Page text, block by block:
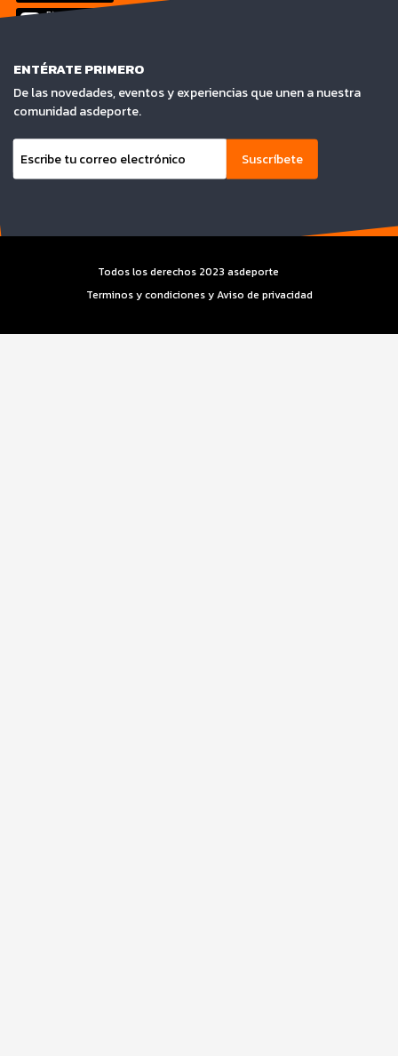
ENTÉRATE PRIMERO
De las novedades, eventos y experiencias que unen a nuestra
comunidad asdeporte.
Suscríbete
Todos los derechos 2023 asdeporte
Terminos y condiciones y Aviso de privacidad